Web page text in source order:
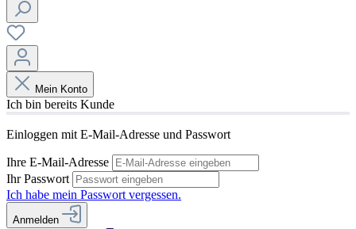
Mein Konto
Ich bin bereits Kunde
Einloggen mit E-Mail-Adresse und Passwort
Ihre E-Mail-Adresse
Ihr Passwort
Ich habe mein Passwort vergessen.
Anmelden